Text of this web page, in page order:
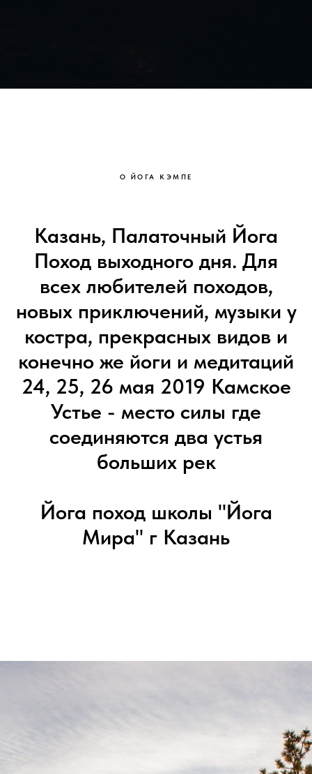
О ЙОГА КЭМПЕ
Казань, Палаточный Йога
Поход выходного дня. Для
всех любителей походов,
новых приключений, музыки у
костра, прекрасных видов и
конечно же йоги и медитаций
24, 25, 26 мая 2019 Камское
Устье - место силы где
соединяются два устья
больших рек
Йога поход школы "Йога
Мира" г Казань